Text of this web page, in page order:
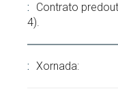
Contrato
4).
Xornada: